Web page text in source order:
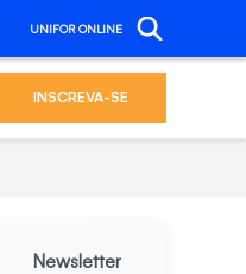
UNIFOR ONLINE
INSCREVA-SE
Newsletter